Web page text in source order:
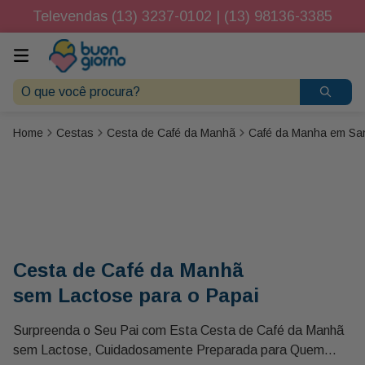
Televendas (13) 3237-0102 | (13) 98136-3385
O que você procura?
Cestas Cesta de Café da Manhã Café da Manha em
Cesta de Café da Manhã
sem Lactose para o Papai
Surpreenda o Seu Pai com Esta Cesta de Café da Manhã
sem Lactose, Cuidadosamente Preparada para Quem